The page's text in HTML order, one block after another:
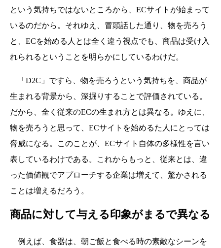
という気持ちではないところから、ECサイトが始まって
いるのだから。それゆえ、冒頭話した通り、物を売ろう
と、ECを始める人とは全く違う視点でも、商品は受け入
れられるということを明らかにしているわけだ。
「D2C」ですら、物を売ろうという気持ちを、商品が
生まれる背景から、深掘りすることで評価されている。
だから、全く従来のECの生まれ方とは異なる。ゆえに、
物を売ろうと思って、ECサイトを始めるた人にとっては
脅威になる。このことが、ECサイト自体の多様性を言い
表しているわけである。これからもっと、従来とは、違
った価値観でアプローチする企業は増えて、驚かされる
ことは増えるだろう。
商品に対して与える印象がまるで異なる
例えば、食器は、朝ご飯と食べる時の素敵なシーンを